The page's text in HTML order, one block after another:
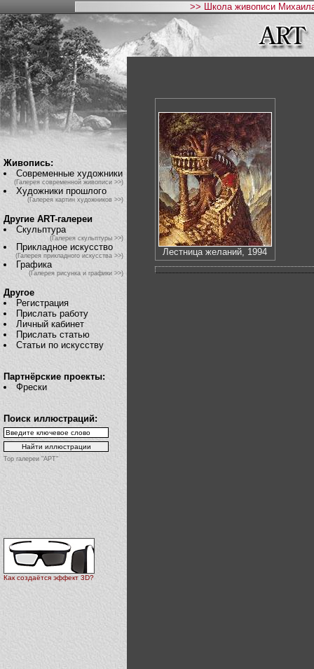
>> Школа живописи
Живопись:
Современные художники
(Галерея современной живописи >>)
Художники прошлого
(Галерея картин художников >>)
Другие ART-галереи
Скульптура
(Галерея скульптуры >>)
Прикладное искусство
(Галерея прикладного искусства >>)
Графика
(Галерея рисунка и графики >>)
Другое
Регистрация
Прислать работу
Личный кабинет
Прислать статью
Статьи по искусству
Партнёрские проекты:
Фрески
Поиск иллюстраций:
Top галереи "АРТ"
Как создаётся эффект 3D?
Лестница желаний, 1994